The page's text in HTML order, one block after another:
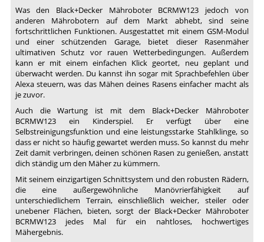
Was den Black+Decker Mähroboter BCRMW123 jedoch von
anderen Mährobotern auf dem Markt abhebt, sind seine
fortschrittlichen Funktionen. Ausgestattet mit einem GSM-Modul
und einer schützenden Garage, bietet dieser Rasenmäher
ultimativen Schutz vor rauen Wetterbedingungen. Außerdem
kann er mit einem einfachen Klick geortet, neu geplant und
überwacht werden. Du kannst ihn sogar mit Sprachbefehlen über
Alexa steuern, was das Mähen deines Rasens einfacher macht als
je zuvor.
Auch die Wartung ist mit dem Black+Decker Mähroboter
BCRMW123 ein Kinderspiel. Er verfügt über eine
Selbstreinigungsfunktion und eine leistungsstarke Stahlklinge, so
dass er nicht so häufig gewartet werden muss. So kannst du mehr
Zeit damit verbringen, deinen schönen Rasen zu genießen, anstatt
dich ständig um den Mäher zu kümmern.
Mit seinem einzigartigen Schnittsystem und den robusten Rädern,
die eine außergewöhnliche Manövrierfähigkeit auf
unterschiedlichem Terrain, einschließlich weicher, steiler oder
unebener Flächen, bieten, sorgt der Black+Decker Mähroboter
BCRMW123 jedes Mal für ein nahtloses, hochwertiges
Mähergebnis.